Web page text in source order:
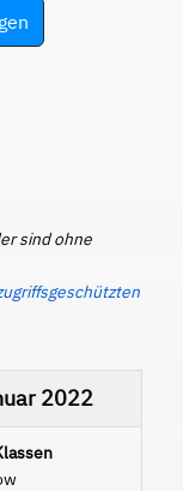
sind ohne
2022